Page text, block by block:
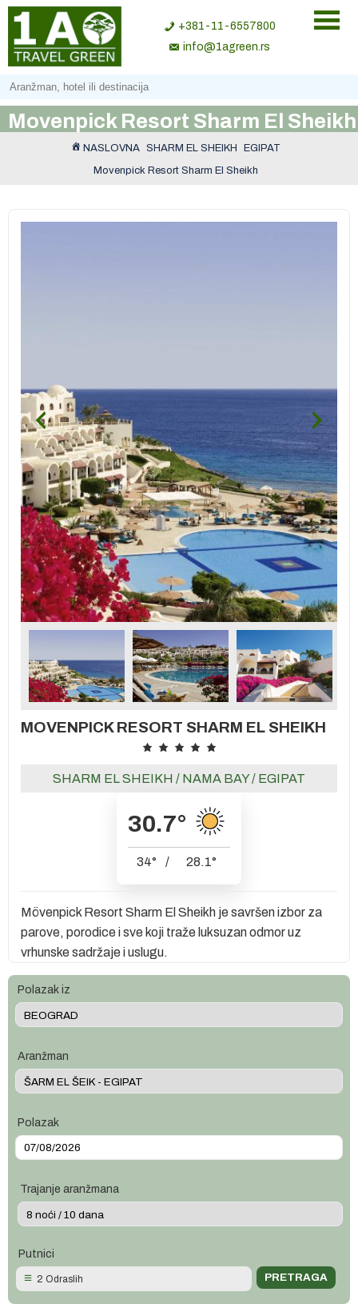
+381-11-6557800
info@1agreen.rs
Movenpick Resort Sharm El Sheikh
NASLOVNA SHARM EL SHEIKH
EGIPAT
Movenpick Resort Sharm El Sheikh
MOVENPICK RESORT SHARM EL SHEIKH
SHARM EL SHEIKH / NAMA BAY/ EGIPAT
30.7°
34° / 28.1°
Mövenpick Resort Sharm El Sheikh je savršen izbor za
parove, porodice i sve koji traže luksuzan odmor uz
vrhunske sadržaje i uslugu.
Polazak iz
Aranžman
Polazak
Trajanje aranžmana
Putnici
2 Odraslih